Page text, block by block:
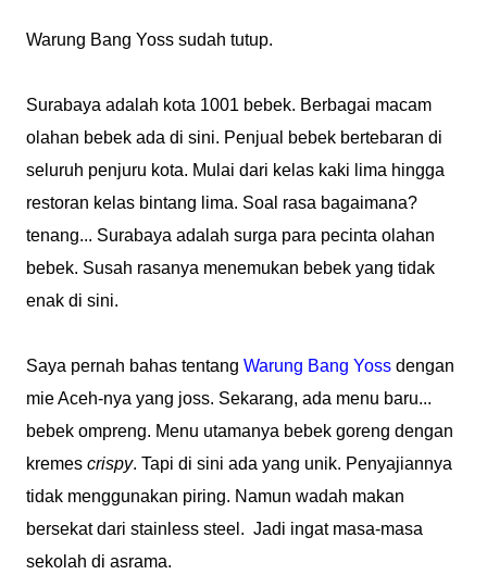
Warung Bang Yoss sudah tutup.
Surabaya adalah kota 1001 bebek. Berbagai macam
olahan bebek ada di sini. Penjual bebek bertebaran di
seluruh penjuru kota. Mulai dari kelas kaki lima hingga
restoran kelas bintang lima. Soal rasa bagaimana?
tenang... Surabaya adalah surga para pecinta olahan
bebek. Susah rasanya menemukan bebek yang tidak
enak di sini.
Saya pernah bahas tentang Warung Bang Yoss dengan
mie Aceh-nya yang joss. Sekarang, ada menu baru...
bebek ompreng. Menu utamanya bebek goreng dengan
kremes crispy. Tapi di sini ada yang unik. Penyajiannya
tidak menggunakan piring. Namun wadah makan
bersekat dari stainless steel. Jadi ingat masa-masa
sekolah di asrama.